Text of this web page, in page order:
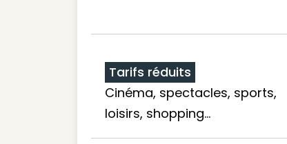
Tarifs réduits
Cinéma, spectacles, sports,
loisirs, shopping...